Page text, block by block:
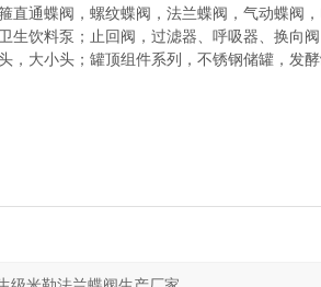
直通蝶阀，螺纹蝶阀，法兰蝶阀，气动蝶阀
生饮料泵 ； 止回阀，过滤器、呼吸器、换向
，大小头 ； 罐顶组件系列 ， 不锈钢储罐，发